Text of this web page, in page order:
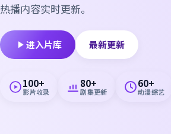
热播内容实时更新。
进入片库 最新更新
100+
影片收录
80+
剧集更新
60+
动漫综艺